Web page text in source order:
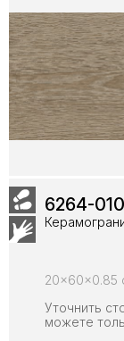
6264-
20x60x0.85
Уточнить
можете